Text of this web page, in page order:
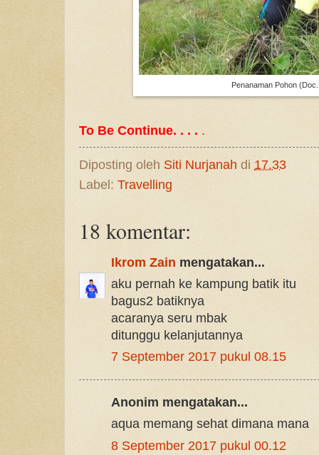
Penanaman Pohon
To Be Continue. . . . .
Diposting oleh Siti Nurjanah di 17.33
Label: Travelling
18 komentar:
Ikrom Zain mengatakan...
aku pernah ke kampung batik itu
bagus2 batiknya
acaranya seru mbak
ditunggu kelanjutannya
7 September 2017 pukul 08.15
Anonim mengatakan...
aqua memang sehat dimana mana
8 September 2017 pukul 00.12